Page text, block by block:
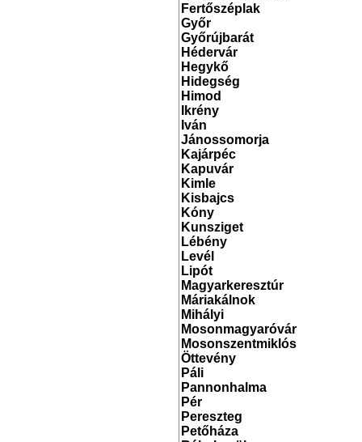
Fertőszéplak
Győr
Győrújbarát
Hédervár
Hegykő
Hidegség
Himod
Ikrény
Iván
Jánossomorja
Kajárpéc
Kapuvár
Kimle
Kisbajcs
Kóny
Kunsziget
Lébény
Levél
Lipót
Magyarkeresztúr
Máriakálnok
Mihályi
Mosonmagyaróvár
Mosonszentmiklós
Öttevény
Páli
Pannonhalma
Pér
Pereszteg
Petőháza